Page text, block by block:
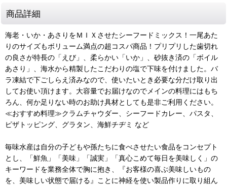
商品詳細
海老・いか・あさりをＭＩＸさせたシーフードミックス！一尾あた
りのサイズもボリューム満点の超コスパ商品！プリプリした歯切れ
の良さが特長の「えび」、柔らかい「いか」、砂抜き済の「ボイル
あさり」、海水から精製したこだわりの塩で下味を付けました。バ
ラ凍結で下ごしらえ済みなので、使いたいとき必要な分だけ取り出
してお使い頂けます。大容量でお届けなのでメインの料理にはもち
ろん、何か足りない時のお助け具材としても是非ご利用ください。
≪おすすめ料理≫クラムチャウダー、シーフードカレー、パスタ、
ピザトッピング、グラタン、海鮮チヂミ など
毎味水産は自分の子どもや孫たちに食べさせたい食品をコンセプト
とし、「鮮魚」「美味」「誠実」「真心こめて毎日を美味しく」の
キーワードを業務全体で胸に抱き、『お客様の喜ぶ美味しいもの
を、美味しい状態で届ける』ことに神経を使い製品作りに取り組ん